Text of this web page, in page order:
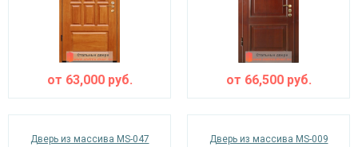
от 63,000руб. от 66,500руб.
Дверь из массива MS-047 Дверь из массива MS-009